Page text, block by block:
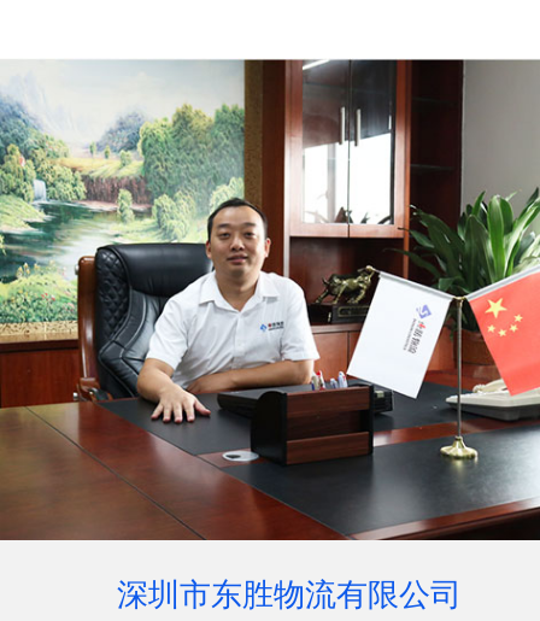
深圳市东胜物流有限公司